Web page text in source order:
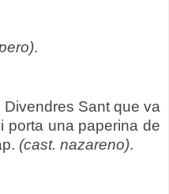
.
Sant que va
porta una paperina de
(cast. nazareno).